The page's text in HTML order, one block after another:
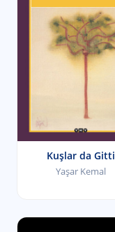
Kuşlar da Gitti
Yaşar Kemal